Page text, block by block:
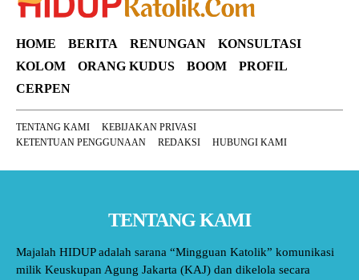
HOME BERITA RENUNGAN
KONSULTASI
KOLOM
ORANG KUDUS BOOM
PROFIL
CERPEN
TENTANG KAMI
KEBIJAKAN PRIVASI
KETENTUAN PENGGUNAAN
REDAKSI HUBUNGI KAMI
TENTANG KAMI
Majalah HIDUP adalah sarana “Mingguan Katolik” komunikasi
milik Keuskupan Agung Jakarta (KAJ) dan dikelola secara